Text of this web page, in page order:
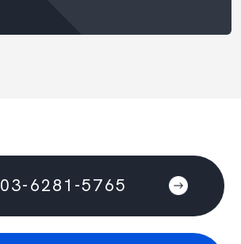
03-6281-5765